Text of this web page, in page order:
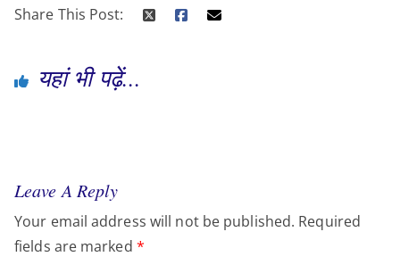
Share This Post:
यहां भी पढ़ें...
Leave A Reply
Your email address will not be published. Required
fields are marked *